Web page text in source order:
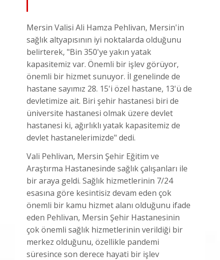
Mersin Valisi Ali Hamza Pehlivan, Mersin'in
sağlık altyapısının iyi noktalarda olduğunu
belirterek, "Bin 350'ye yakın yatak
kapasitemiz var. Önemli bir işlev görüyor,
önemli bir hizmet sunuyor. İl genelinde de
hastane sayımız 28. 15'i özel hastane, 13'ü de
devletimize ait. Biri şehir hastanesi biri de
üniversite hastanesi olmak üzere devlet
hastanesi ki, ağırlıklı yatak kapasitemiz de
devlet hastanelerimizde" dedi.
Vali Pehlivan, Mersin Şehir Eğitim ve
Araştırma Hastanesinde sağlık çalışanları ile
bir araya geldi. Sağlık hizmetlerinin 7/24
esasına göre kesintisiz devam eden çok
önemli bir kamu hizmet alanı olduğunu ifade
eden Pehlivan, Mersin Şehir Hastanesinin
çok önemli sağlık hizmetlerinin verildiği bir
merkez olduğunu, özellikle pandemi
süresince son derece hayati bir işlev